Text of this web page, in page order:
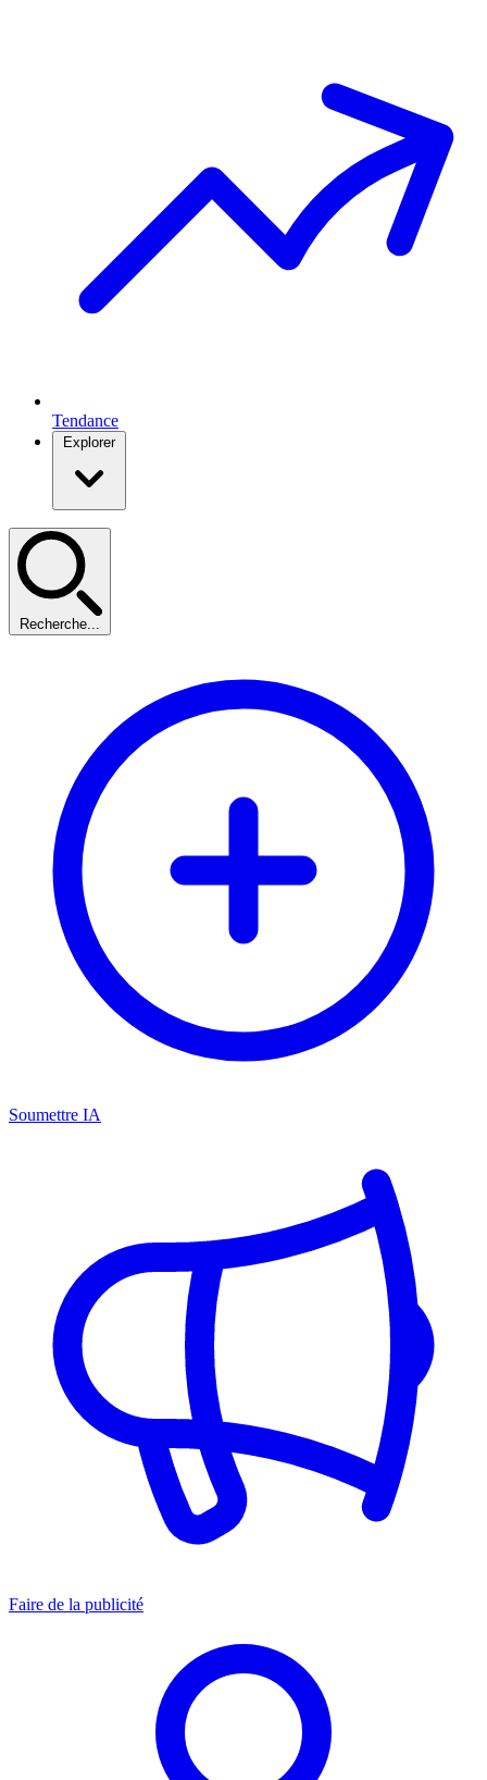
Tendance
Explorer
Recherche...
Soumettre IA
Faire de la publicité